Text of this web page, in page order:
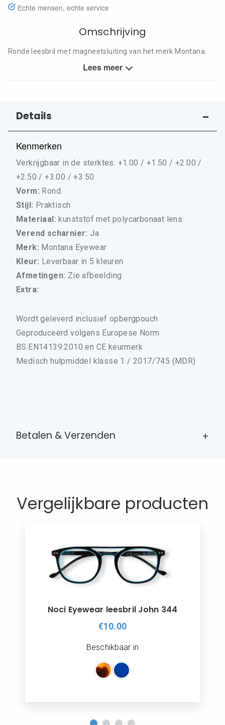
ALLE BEELDSCHERMBRILLEN
HEREN LEESBRILLEN
0
WINKELMAND
MIJN ACCOUNT
Echte mensen, echte service
Omschrijving
Ronde leesbril met magneetsluiting van het merk Montana.
hangen. Matte finishing - Flex poten - Asferische lenzen.
Lees meer
Details
Kenmerken
Verkrijgbaar in de sterktes: +1.00 / +1.50 / +2.00 /
+2.50 / +3.00 / +3.50
Vorm: Rond
Stijl: Praktisch
Materiaal: kunststof met polycarbonaat lens
Verend scharnier: Ja
Merk: Montana Eyewear
Kleur: Leverbaar in 5 kleuren
Afmetingen: Zie afbeelding
Extra:
Wordt geleverd inclusief opbergpouch
Geproduceerd volgens Europese Norm
BS:EN14139:2010 en CE keurmerk
Medisch hulpmiddel klasse 1 / 2017/745 (MDR)
Betalen & Verzenden
Vergelijkbare producten
Noci Eyewear leesbril John 344
€10.00
Beschikbaar in